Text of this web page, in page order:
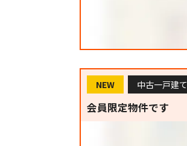
NEW 中古一戸建て
会員限定物件です